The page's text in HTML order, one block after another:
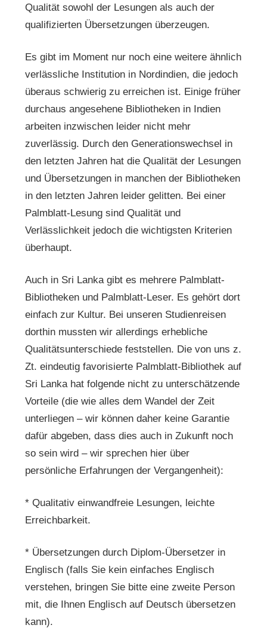
Qualität sowohl der Lesungen als auch der
qualifizierten Übersetzungen überzeugen.
Es gibt im Moment nur noch eine weitere ähnlich
verlässliche Institution in Nordindien, die jedoch
überaus schwierig zu erreichen ist. Einige früher
durchaus angesehene Bibliotheken in Indien
arbeiten inzwischen leider nicht mehr
zuverlässig. Durch den Generationswechsel in
den letzten Jahren hat die Qualität der Lesungen
und Übersetzungen in manchen der Bibliotheken
in den letzten Jahren leider gelitten. Bei einer
Palmblatt-Lesung sind Qualität und
Verlässlichkeit jedoch die wichtigsten Kriterien
überhaupt.
Auch in Sri Lanka gibt es mehrere Palmblatt-
Bibliotheken und Palmblatt-Leser. Es gehört dort
einfach zur Kultur. Bei unseren Studienreisen
dorthin mussten wir allerdings erhebliche
Qualitätsunterschiede feststellen. Die von uns z.
Zt. eindeutig favorisierte Palmblatt-Bibliothek auf
Sri Lanka hat folgende nicht zu unterschätzende
Vorteile (die wie alles dem Wandel der Zeit
unterliegen – wir können daher keine Garantie
dafür abgeben, dass dies auch in Zukunft noch
so sein wird – wir sprechen hier über
persönliche Erfahrungen der Vergangenheit):
* Qualitativ einwandfreie Lesungen, leichte
Erreichbarkeit.
* Übersetzungen durch Diplom-Übersetzer in
Englisch (falls Sie kein einfaches Englisch
verstehen, bringen Sie bitte eine zweite Person
mit, die Ihnen Englisch auf Deutsch übersetzen
kann).